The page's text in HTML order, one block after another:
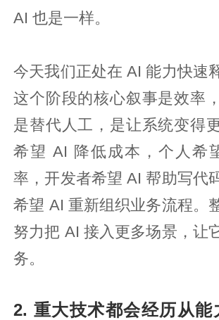
AI 也是一样。
今天我们正处在 AI 能力快速
这个阶段的核心叙事是效率
是替代人工，是让系统变得
希望 AI 降低成本，个人希
率，开发者希望 AI 帮助写代
希望 AI 重新组织业务流程。
努力把 AI 接入更多场景，让
务。
2. 重大技术都会经历从能